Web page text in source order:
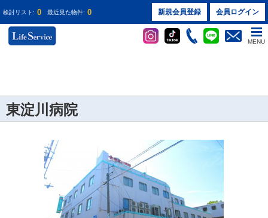
検討リスト: 0 最近見た物件: 0 新規会員登録 会員ログイン
MENU
東淀川病院